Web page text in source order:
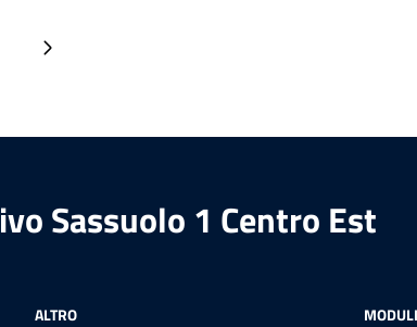
Pagina successiva
Sassuolo 1 Centro Est
ALTRO